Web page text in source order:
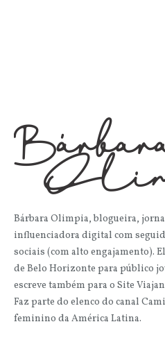
Bárbara Olimpia, blogueira,
influenciadora digital com
sociais (com alto engajamento).
de Belo Horizonte para público
escreve também para o Site
Faz parte do elenco do canal
feminino da América Latina.